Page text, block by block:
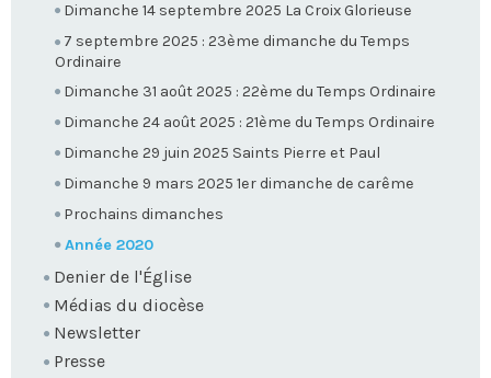
Dimanche 14 septembre 2025 La Croix Glorieuse
7 septembre 2025 : 23ème dimanche du Temps
Ordinaire
Dimanche 31 août 2025 : 22ème du Temps Ordinaire
Dimanche 24 août 2025 : 21ème du Temps Ordinaire
Dimanche 29 juin 2025 Saints Pierre et Paul
Dimanche 9 mars 2025 1er dimanche de carême
Prochains dimanches
Année 2020
Denier de l'Église
Médias du diocèse
Newsletter
Presse